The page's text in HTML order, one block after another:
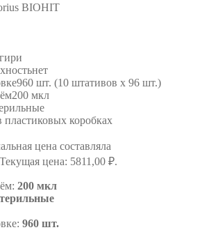
BIOHIT
нет
960 шт. (10 штативов х 96 шт.)
200 мкл
коробках
цена составляла
Текущая цена: 5811,00 ₽.
200 мкл
960 шт.